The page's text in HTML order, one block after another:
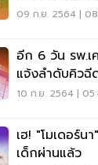
09 ก.ย. 2564 |
อีก 6 วัน รพ.เ
แจ้งลำดับคิวฉี
10 ก.ย. 2564 |
เฮ! "โมเดอร์น
เด็กผ่านแล้ว